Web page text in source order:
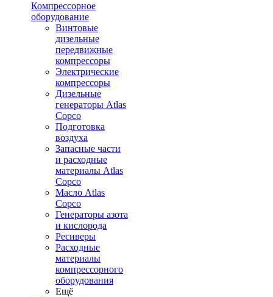
Компрессорное
оборудование
Винтовые
дизельные
передвижные
компрессоры
Электрические
компрессоры
Дизельные
генераторы Atlas
Copco
Подготовка
воздуха
Запасные части
и расходные
материалы Atlas
Copco
Масло Atlas
Copco
Генераторы азота
и кислорода
Ресиверы
Расходные
материалы
компрессорного
оборудования
Ещё